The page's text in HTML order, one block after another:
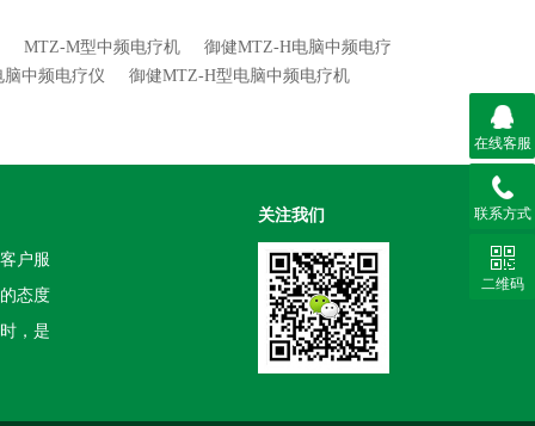
MTZ-M型中频电疗机
御健MTZ-H电脑中频电疗
中频电疗仪
御健MTZ-H型电脑中频电疗机
户服
态度
，是
关注我们
在线客服
联系方式
二维码